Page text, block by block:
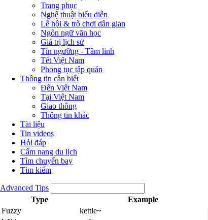
Trang phục
Nghệ thuật biểu diễn
Lễ hội & trò chơi dân gian
Ngôn ngữ văn học
Giá trị lịch sử
Tín ngưỡng - Tâm linh
Tết Việt Nam
Phong tục tập quán
Thông tin cần biết
Đến Việt Nam
Tại Việt Nam
Giao thông
Thông tin khác
Tài liệu
Tin videos
Hỏi đáp
Cẩm nang du lịch
Tìm chuyến bay
Tìm kiếm
Advanced Tips
Type
Example
Fuzzy
kettle~